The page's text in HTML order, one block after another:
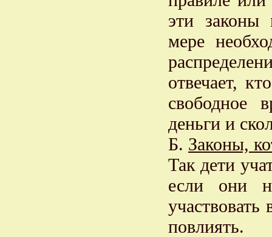
эти законы
мере
отвечает,
свободное
деньги и
Б. Законы,
Так дети
если они
повлиять.